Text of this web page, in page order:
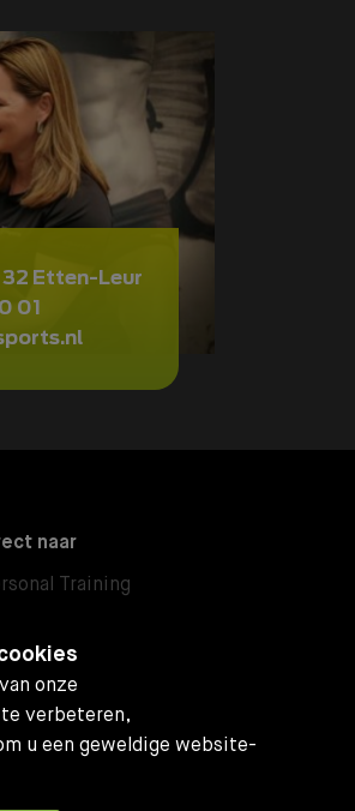
onze
verbeteren,
u een geweldige website-
Etten-Leur
01
naar
Training
Group Training